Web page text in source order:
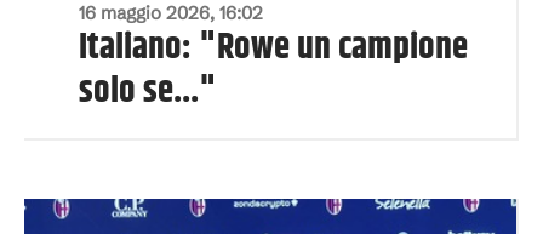
16 maggio 2026, 16:02
Italiano: "Rowe un campione
solo se..."